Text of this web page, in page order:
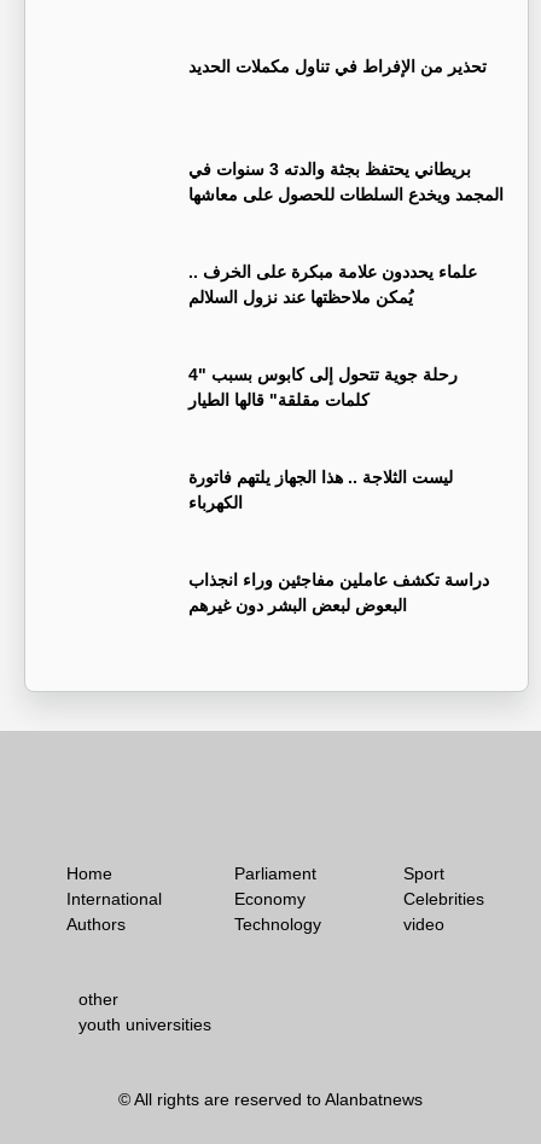
تحذير من الإفراط في تناول مكملات الحديد
بريطاني يحتفظ بجثة والدته 3 سنوات في
المجمد ويخدع السلطات للحصول على معاشها
علماء يحددون علامة مبكرة على الخرف ..
يُمكن ملاحظتها عند نزول السلالم
رحلة جوية تتحول إلى كابوس بسبب "4
كلمات مقلقة" قالها الطيار
ليست الثلاجة .. هذا الجهاز يلتهم فاتورة
الكهرباء
دراسة تكشف عاملين مفاجئين وراء انجذاب
البعوض لبعض البشر دون غيرهم
Home
International
Authors
Parliament
Economy
Technology
Sport
Celebrities
video
other
youth universities
© All rights are reserved to Alanbatnews